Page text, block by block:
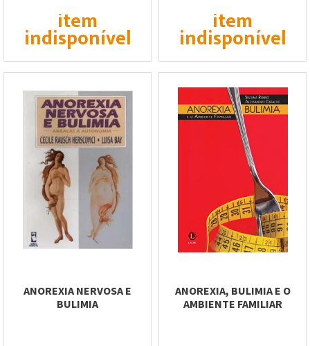
item
indisponível
item
indisponível
ANOREXIA NERVOSA E
BULIMIA
ANOREXIA, BULIMIA E O
AMBIENTE FAMILIAR